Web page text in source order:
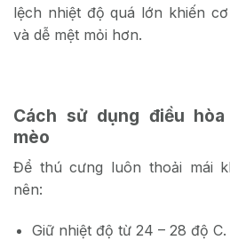
lệch nhiệt độ quá lớn khiến
và dễ mệt mỏi hơn.
Cách sử dụng điều
mèo
Để thú cưng luôn thoải mái
nên:
Giữ nhiệt độ từ 24 – 28 độ C.